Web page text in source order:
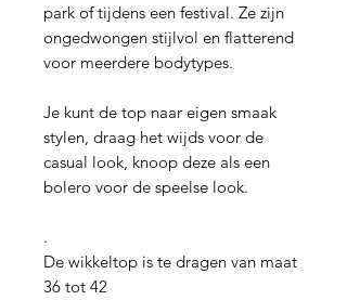
park of tijdens een festival. Ze zijn
ongedwongen stijlvol en flatterend
voor meerdere bodytypes.
Je kunt de top naar eigen smaak
stylen, draag het wijds voor de
casual look, knoop deze als een
bolero voor de speelse look.
.
De wikkeltop is te dragen van maat
36 tot 42